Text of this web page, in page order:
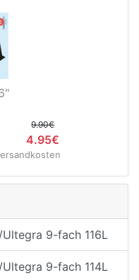
9.90€
4.95€
9-fach 116L
9-fach 114L